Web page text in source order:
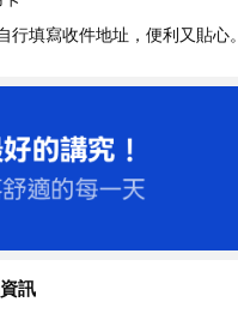
行填寫收件地址，便利又貼心。
訊